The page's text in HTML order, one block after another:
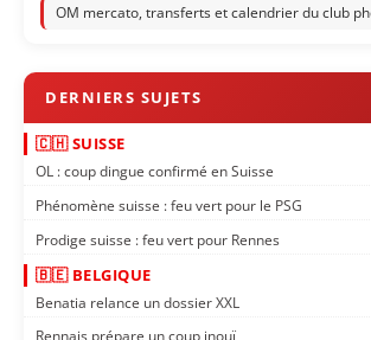
OM mercato, transferts et calendrier du club
🇨🇭 SUISSE
OL : coup dingue confirmé en Suisse
Phénomène suisse : feu vert pour le PSG
Prodige suisse : feu vert pour Rennes
🇧🇪 BELGIQUE
Benatia relance un dossier XXL
Rennais prépare un coup inouï